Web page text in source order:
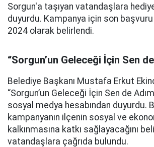
Sorgun'a taşıyan vatandaşlara
duyurdu. Kampanya için son başvuru
2024 olarak belirlendi.
“Sorgun’un Geleceği İçin Sen
Belediye Başkanı Mustafa Erkut
“Sorgun’un Geleceği İçin Sen de
sosyal medya hesabından duyurdu.
kampanyanın ilçenin sosyal ve
kalkınmasına katkı sağlayacağını
vatandaşlara çağrıda bulundu.